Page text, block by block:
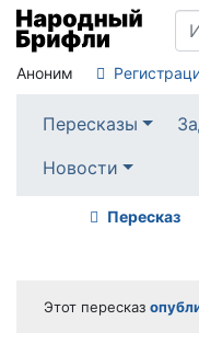
Аноним
Пересказы
Новости
Пересказ
Этот пересказ